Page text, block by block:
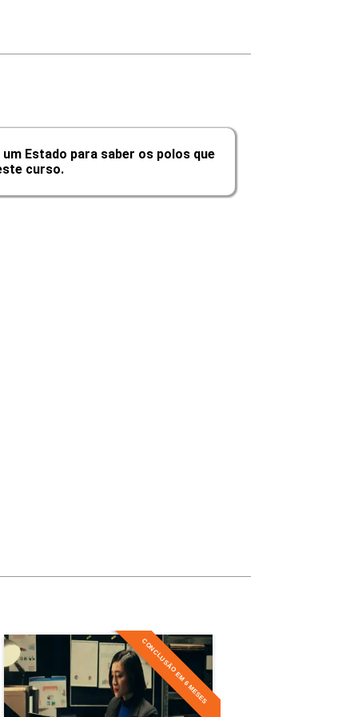
10h
10h
um Estado para saber os polos que
curso.
CONCLUSÃO EM 6 MESES
Especialização em
Criminologia
Detalhes do curso